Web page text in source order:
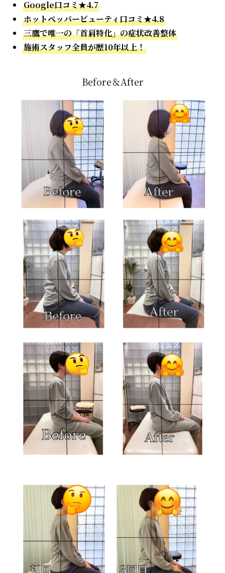
Google口コミ★4.7
ホットペッパービューティ口コミ★4.8
三鷹で唯一の「首肩特化」の症状改善整体
施術スタッフ全員が歴10年以上！
Before＆After